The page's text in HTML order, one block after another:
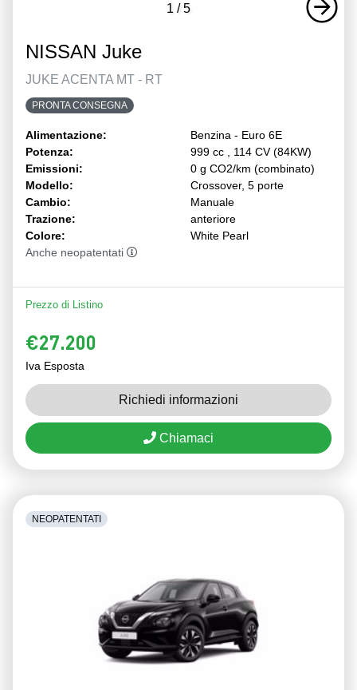
1 /5
NISSAN Juke
JUKE ACENTA MT - RT
PRONTA CONSEGNA
Alimentazione:
Benzina - Euro 6E
Potenza:
999 cc , 114 CV (84KW)
Emissioni:
0 g CO2/km (combinato)
Modello:
Crossover, 5 porte
Cambio:
Manuale
Trazione:
anteriore
Colore:
White Pearl
Anche neopatentati
Prezzo di Listino
€27.200
Iva Esposta
Richiedi informazioni
Chiamaci
NEOPATENTATI